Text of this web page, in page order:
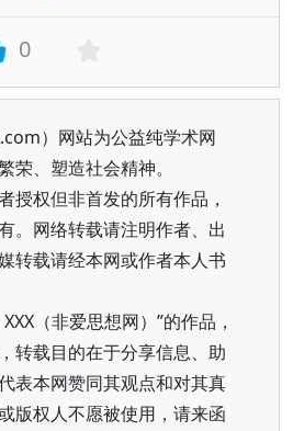
0
）网站为公益纯学术网
荣、塑造社会精神。
授权但非首发的所有作品，
。网络转载请注明作者、出
转载请经本网或作者本人书
（非爱思想网）”的作品，
转载目的在于分享信息、助
表本网赞同其观点和对其真
版权人不愿被使用，请来函